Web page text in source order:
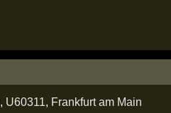
, U60311, Frankfurt am Main